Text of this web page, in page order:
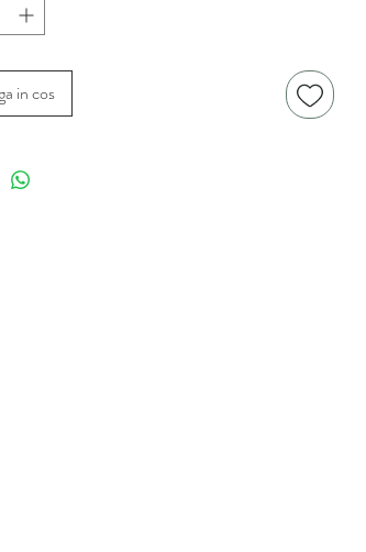
in cos